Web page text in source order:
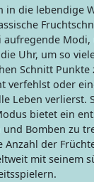
in die lebendige
aufregende
Uhr, um so
Schnitt
verfehlst oder
Leben verlierst.
bietet ein
und Bomben zu
Anzahl der
mit seinem